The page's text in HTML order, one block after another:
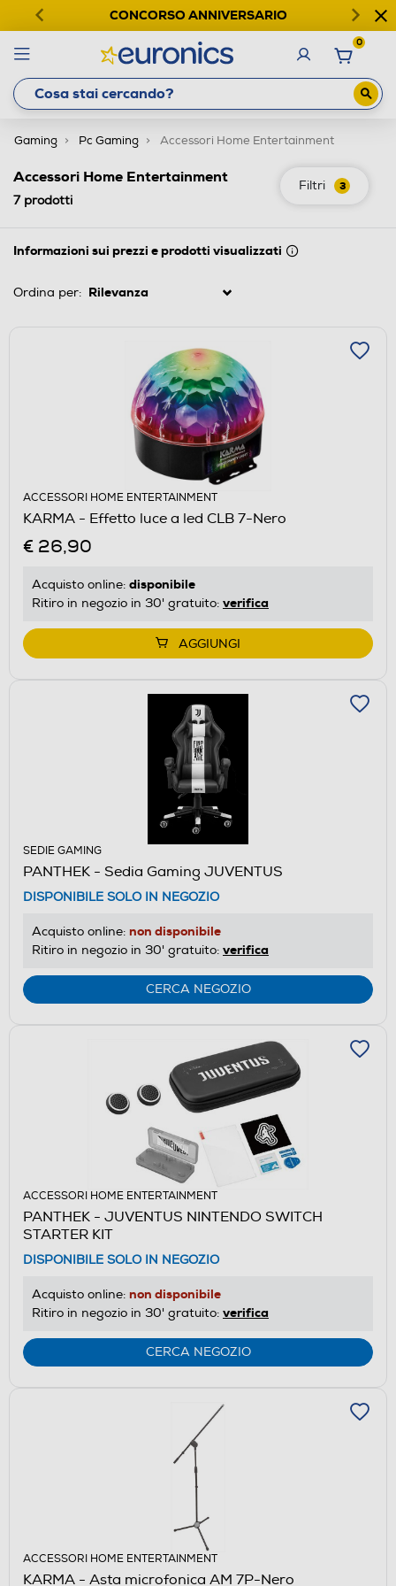
CONCORSO ANNIVERSARIO
0
Gaming Pc Gaming Accessori Home Entertainment
Filtri 3
Accessori Home Entertainment
7prodotti
Informazioni sui prezzi e prodotti visualizzati
Ordina per:
ACCESSORI HOME ENTERTAINMENT
KARMA - Effetto luce a led CLB 7-Nero
€ 26,90
Acquisto online: disponibile
Ritiro in negozio in 30' gratuito: verifica
AGGIUNGI
SEDIE GAMING
PANTHEK - Sedia Gaming JUVENTUS
DISPONIBILE SOLO IN NEGOZIO
Acquisto online: non disponibile
Ritiro in negozio in 30' gratuito: verifica
CERCA NEGOZIO
ACCESSORI HOME ENTERTAINMENT
PANTHEK - JUVENTUS NINTENDO SWITCH
STARTER KIT
DISPONIBILE SOLO IN NEGOZIO
Acquisto online: non disponibile
Ritiro in negozio in 30' gratuito: verifica
CERCA NEGOZIO
ACCESSORI HOME ENTERTAINMENT
KARMA - Asta microfonica AM 7P-Nero